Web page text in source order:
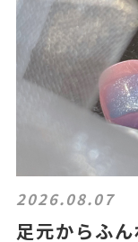
2026.08.07
足元からふ